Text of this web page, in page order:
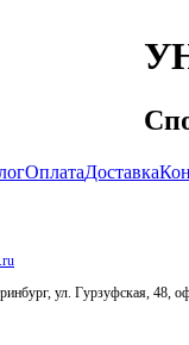
ОплатаДоставка
ул. Гурзуфская, 48,